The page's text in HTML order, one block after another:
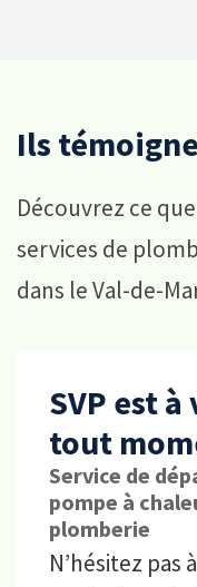
Ils
Découvrez ce
services de
dans le Val-de-
SVP est
tout
Service de
pompe à
plomberie
N’hésitez pas